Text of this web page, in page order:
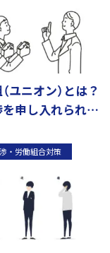
ユニオン）とは？
申し入れられた
・労働組合対策